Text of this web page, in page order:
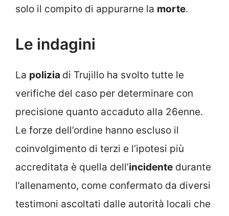
solo il compito di appurarne la morte.
Le indagini
La polizia di Trujillo ha svolto tutte le
verifiche del caso per determinare con
precisione quanto accaduto alla 26enne.
Le forze dell’ordine hanno escluso il
coinvolgimento di terzi e l’ipotesi più
accreditata è quella dell’incidente durante
l’allenamento, come confermato da diversi
testimoni ascoltati dalle autorità locali che